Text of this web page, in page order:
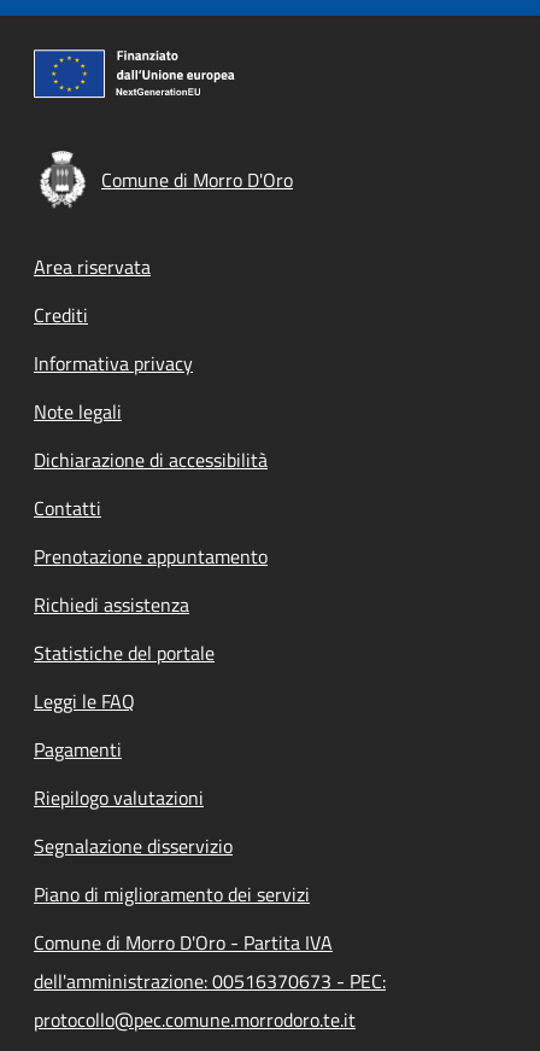
Comune di Morro D'Oro
Footer menu
Area riservata
Crediti
Informativa privacy
Note legali
Dichiarazione di accessibilità
Contatti
Prenotazione appuntamento
Richiedi assistenza
Statistiche del portale
Leggi le FAQ
Pagamenti
Riepilogo valutazioni
Segnalazione disservizio
Piano di miglioramento dei servizi
Comune di Morro D'Oro - Partita IVA
dell'amministrazione: 00516370673 - PEC:
protocollo@pec.comune.morrodoro.te.it